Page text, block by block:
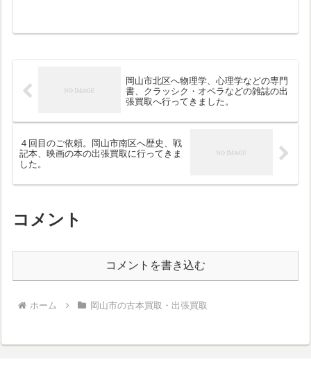
岡山市北区へ物理学、心理学などの専門
書、クラッシク・オペラなどの雑誌の出
張買取へ行ってきました。
４回目のご依頼。岡山市南区へ歴史、戦
記本、映画の本の出張買取に行ってきま
した。
コメント
コメントを書き込む
ホーム 岡山市の古本買取・出張買取